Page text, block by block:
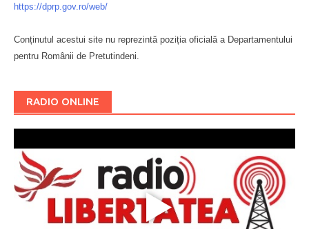
https://dprp.gov.ro/web/
Conținutul acestui site nu reprezintă poziția oficială a Departamentului
pentru Românii de Pretutindeni.
RADIO ONLINE